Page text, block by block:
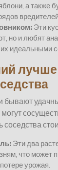
а также
Эти
но и любят
идеальными
лучше
бывают
соседства
Эти два
что может
потере урожая.